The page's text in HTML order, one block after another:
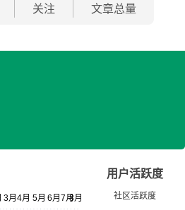
关注 文章总量
用户活跃度